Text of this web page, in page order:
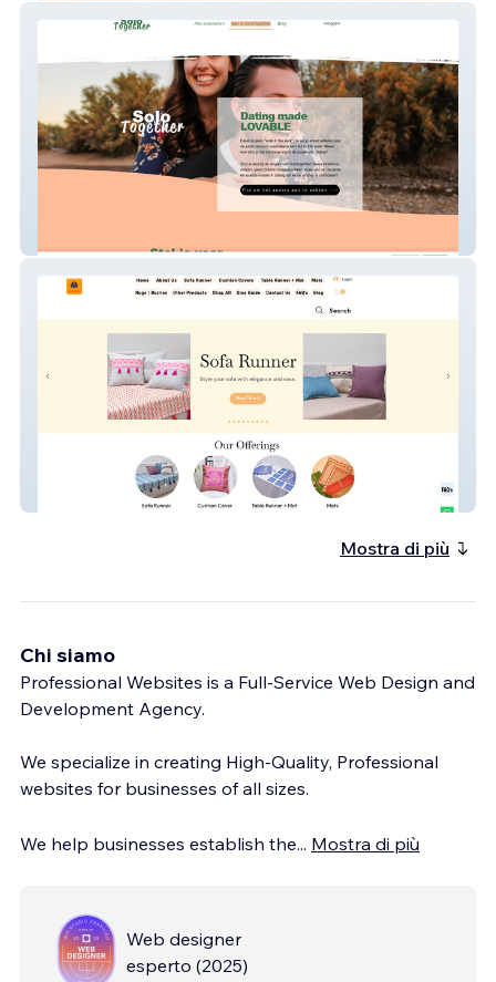
Lakshu Creation
Mostra di più
Chi siamo
Professional Websites is a Full-Service Web Design and
Development Agency.
We specialize in creating High-Quality, Professional
websites for businesses of all sizes.
We help businesses establish the... Mostra di più
Web designer
esperto (2025)